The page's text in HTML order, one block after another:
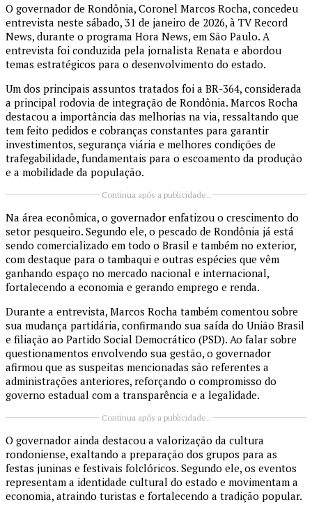
O governador de Rondônia, Coronel Marcos Rocha, concedeu
entrevista neste sábado, 31 de janeiro de 2026, à TV Record
News, durante o programa Hora News, em São Paulo. A
entrevista foi conduzida pela jornalista Renata e abordou
temas estratégicos para o desenvolvimento do estado.
Um dos principais assuntos tratados foi a BR-364, considerada
a principal rodovia de integração de Rondônia. Marcos Rocha
destacou a importância das melhorias na via, ressaltando que
tem feito pedidos e cobranças constantes para garantir
investimentos, segurança viária e melhores condições de
trafegabilidade, fundamentais para o escoamento da produção
e a mobilidade da população.
Continua após a publicidade..
Na área econômica, o governador enfatizou o crescimento do
setor pesqueiro. Segundo ele, o pescado de Rondônia já está
sendo comercializado em todo o Brasil e também no exterior,
com destaque para o tambaqui e outras espécies que vêm
ganhando espaço no mercado nacional e internacional,
fortalecendo a economia e gerando emprego e renda.
Durante a entrevista, Marcos Rocha também comentou sobre
sua mudança partidária, confirmando sua saída do União Brasil
e filiação ao Partido Social Democrático (PSD). Ao falar sobre
questionamentos envolvendo sua gestão, o governador
afirmou que as suspeitas mencionadas são referentes a
administrações anteriores, reforçando o compromisso do
governo estadual com a transparência e a legalidade.
Continua após a publicidade..
O governador ainda destacou a valorização da cultura
rondoniense, exaltando a preparação dos grupos para as
festas juninas e festivais folclóricos. Segundo ele, os eventos
representam a identidade cultural do estado e movimentam a
economia, atraindo turistas e fortalecendo a tradição popular.